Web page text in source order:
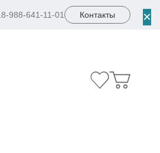
8-988-641-11-01 Контакты ×